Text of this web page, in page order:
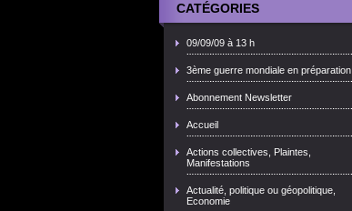
CATÉGORIES
09/09/09 à 13 h
3ème guerre mondiale en préparation
Abonnement Newsletter
Accueil
Actions collectives, Plaintes,
Manifestations
Actualité, politique ou géopolitique,
Economie